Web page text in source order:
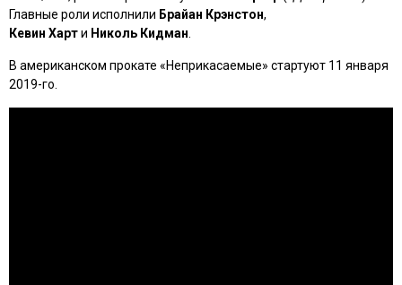
Главные роли исполнили Брайан Крэнстон,
Кевин Харти Николь Кидман
В американском прокате «Неприкасаемые» стартуют 11 января
2019-го.